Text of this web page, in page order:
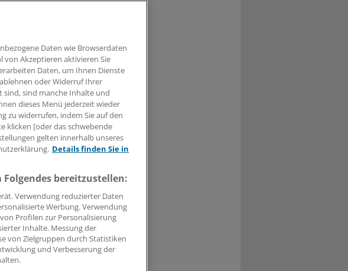
Schleswig-Holstein ist noch
abrufbar waren, ob und wie
eingesehen haben. Noch
leisten muss.
Daten wie Browserdaten
von Akzeptieren aktivieren Sie
Daten, um Ihnen Dienste
oder Widerruf Ihrer
sind, sind manche Inhalte und
dieses Menü jederzeit wieder
zu widerrufen, indem Sie auf den
klicken [oder das schwebende
gelten innerhalb unseres
Details finden Sie in
bereitzustellen:
Verwendung reduzierter Daten
Werbung. Verwendung
Profilen zur Personalisierung
Inhalte. Messung der
von Zielgruppen durch Statistiken
und Verbesserung der